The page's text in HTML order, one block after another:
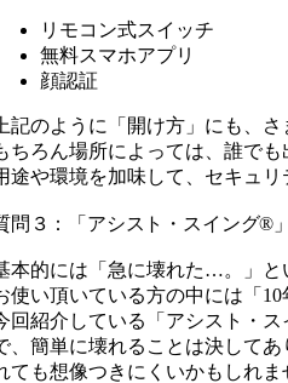
リモコン式スイッチ
無料スマホアプリ
顔認証
記のように「開け方」にも、さ
ちろん場所によっては、誰で
途や環境を加味して、セキュ
問３：「アシスト・スイング®
本的には「急に壊れた…。」
使い頂いている方の中には「
回紹介している「アシスト・
、簡単に壊れることは決して
ても想像つきにくいかもしれま